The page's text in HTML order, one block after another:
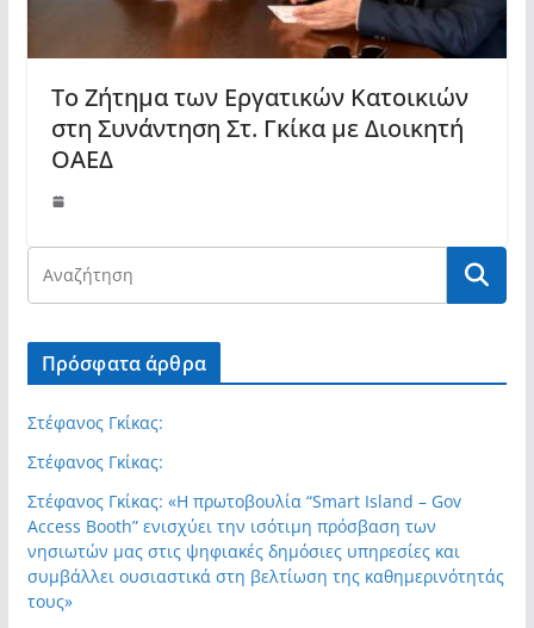
Το Ζήτημα των Εργατικών Κατοικιών
στη Συνάντηση Στ. Γκίκα με Διοικητή
ΟΑΕΔ
Πρόσφατα άρθρα
Στέφανος Γκίκας:
Στέφανος Γκίκας:
Στέφανος Γκίκας: «Η πρωτοβουλία “Smart Island – Gov
Access Booth” ενισχύει την ισότιμη πρόσβαση των
νησιωτών μας στις ψηφιακές δημόσιες υπηρεσίες και
συμβάλλει ουσιαστικά στη βελτίωση της καθημερινότητάς
τους»